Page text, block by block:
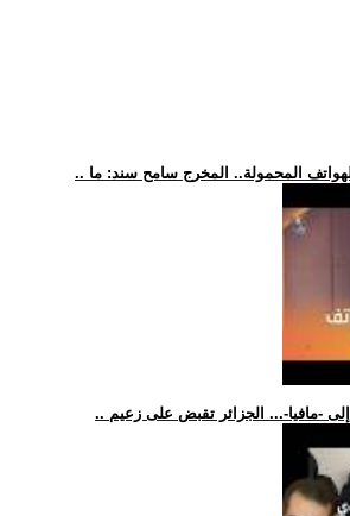
المحمولة.. المخرج سامح سند: ما
-مافيا-... الجزائر تقبض على زعيم